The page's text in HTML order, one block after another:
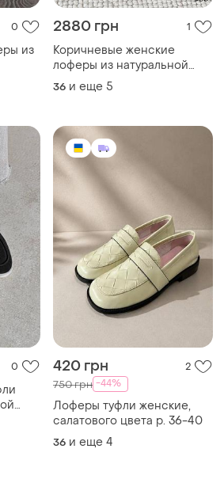
0
из
2880 грн 1
Коричневые женские
лоферы из натуральной
кожи весна осень
36 и еще 5
0 420 грн 2
750 грн -44%
Лоферы туфли женские,
салатового цвета р. 36-40
36 и еще 4